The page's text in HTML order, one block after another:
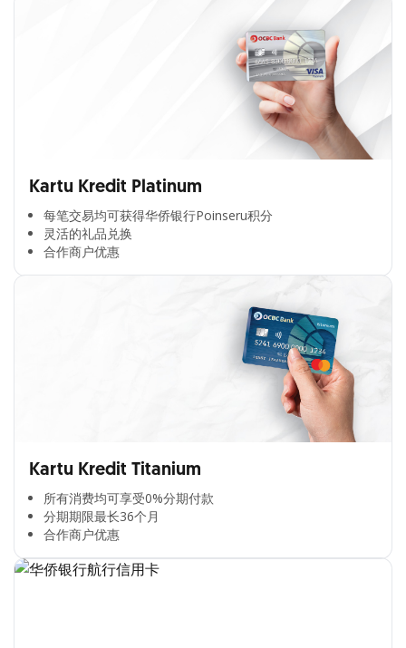
Kartu Kredit Platinum
每笔交易均可获得华侨银行Poinseru积分​
灵活的礼品兑换​
合作商户优惠​
Kartu Kredit Titanium
所有消费均可享受0%分期付款​
分期期限最长36个月​
合作商户优惠​